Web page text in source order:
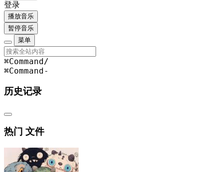
登录
播放音乐
暂停音乐
菜单
⌘Command /
⌘Command -
历史记录
热门 文件